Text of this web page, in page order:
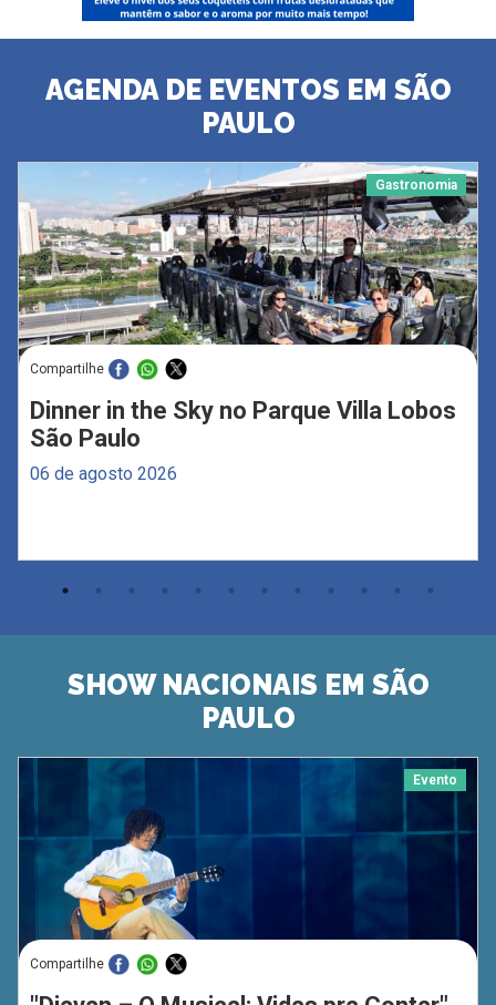
AGENDA DE EVENTOS EM SÃO
PAULO
Gastronomia
Compartilhe
Dinner in the Sky no Parque Villa Lobos
São Paulo
06 de agosto 2026
SHOW NACIONAIS EM SÃO
PAULO
Evento
Compartilhe